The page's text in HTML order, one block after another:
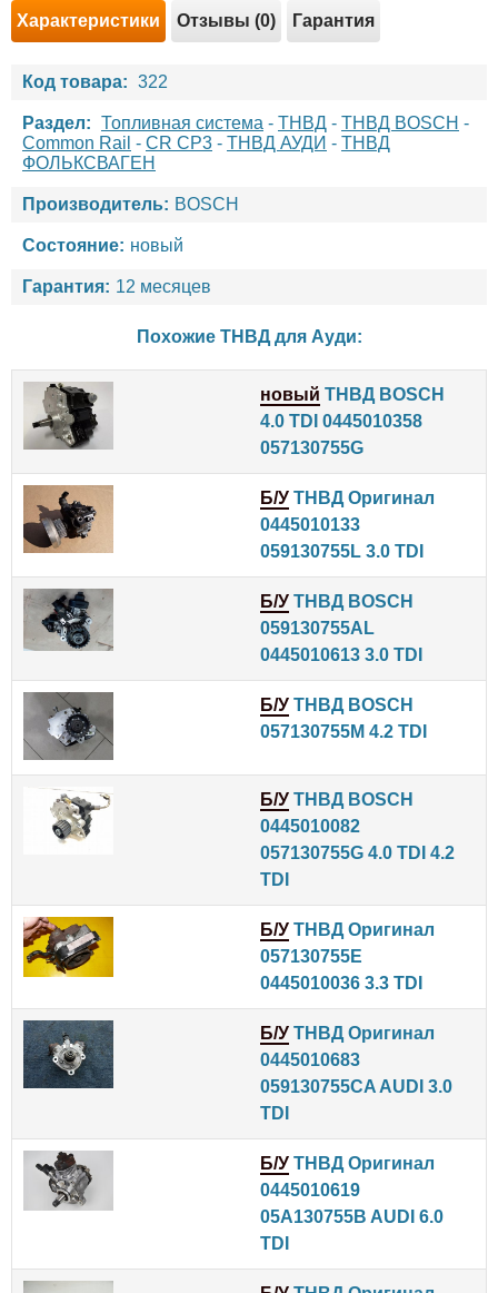
Характеристики Отзывы (0) Гарантия
Код товара: 322
Раздел: Топливная система - ТНВД - ТНВД BOSCH -
Common Rail - CR CP3 - ТНВД АУДИ - ТНВД
ФОЛЬКСВАГЕН
Производитель: BOSCH
Состояние: новый
Гарантия: 12 месяцев
Похожие ТНВД для Ауди:
новый ТНВД BOSCH
4.0 TDI 0445010358
057130755G
Б/У ТНВД Оригинал
0445010133
059130755L 3.0 TDI
Б/У ТНВД BOSCH
059130755AL
0445010613 3.0 TDI
Б/У ТНВД BOSCH
057130755M 4.2 TDI
Б/У ТНВД BOSCH
0445010082
057130755G 4.0 TDI 4.2
TDI
Б/У ТНВД Оригинал
057130755E
0445010036 3.3 TDI
Б/У ТНВД Оригинал
0445010683
059130755CA AUDI 3.0
TDI
Б/У ТНВД Оригинал
0445010619
05A130755B AUDI 6.0
TDI